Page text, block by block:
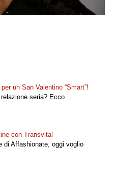
un San Valentino “Smart”!
seria? Ecco…
con Transvital
di Affashionate, oggi voglio